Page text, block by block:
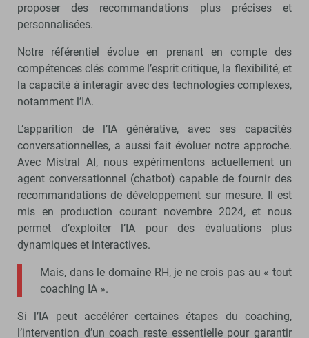
proposer des recommandations plus précises et
personnalisées.
Notre référentiel évolue en prenant en compte des
compétences clés comme l’esprit critique, la flexibilité, et
la capacité à interagir avec des technologies complexes,
notamment l’IA.
L’apparition de l’IA générative, avec ses capacités
conversationnelles, a aussi fait évoluer notre approche.
Avec Mistral AI, nous expérimentons actuellement un
agent conversationnel (chatbot) capable de fournir des
recommandations de développement sur mesure. Il est
mis en production courant novembre 2024, et nous
permet d’exploiter l’IA pour des évaluations plus
dynamiques et interactives.
Mais, dans le domaine RH, je ne crois pas au « tout
coaching IA ».
Si l’IA peut accélérer certaines étapes du coaching,
l’intervention d’un coach reste essentielle pour garantir